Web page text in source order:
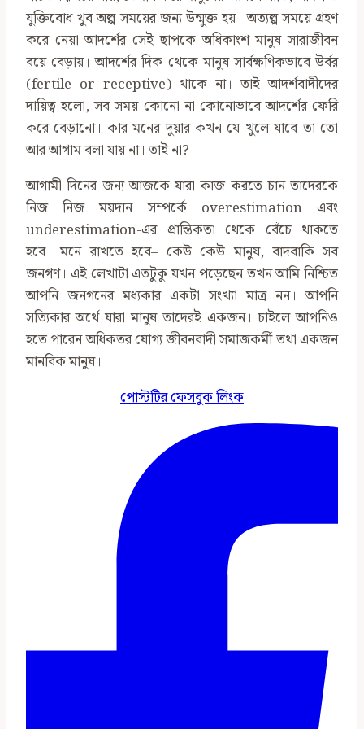
যুক্তিবোধ খুব অল্প সময়ের জন্য উন্মুক্ত হয়। অত্যল্প সময়ে গ্রহণ
করে নেয়া আদর্শের সেই ছাপকে অধিকাংশ মানুষ সারাজীবন
বয়ে বেড়ায়। আদর্শের দিক থেকে মানুষ সার্বক্ষণিকভাবে উর্বর
(fertile or receptive) থাকে না। তাই আদর্শবাদীদের
দায়িত্ব হলো, সব সময় কোনো না কোনোভাবে আদর্শের ফেরি
করে বেড়ানো। কার মনের দুয়ার কখন যে খুলে যাবে তা তো
আর আগাম বলা যায় না। তাই না?
আগামী দিনের জন্য আজকে যারা কাজ করতে চান তাদেরকে
নিজ নিজ ময়দান সম্পর্কে overestimation এবং
underestimation-এর প্রান্তিকতা থেকে বেঁচে থাকতে
হবে। মনে রাখতে হবে– কেউ কেউ মানুষ, বাদবাকি সব
জনগণ। এই লেখাটা এতটুকু যখন পড়েছেন তখন আমি নিশ্চিত
আপনি জনগনের মধ্যকার একটা সংখ্যা মাত্র নন। আপনি
সত্যিকার অর্থে যারা মানুষ তাদেরই একজন। চাইলে আপনিও
হতে পারেন অধিকতর যোগ্য জীবনবাদী সমাজকর্মী তথা একজন
মানবিক মানুষ।
পোস্টটির ফেসবুক লিংক